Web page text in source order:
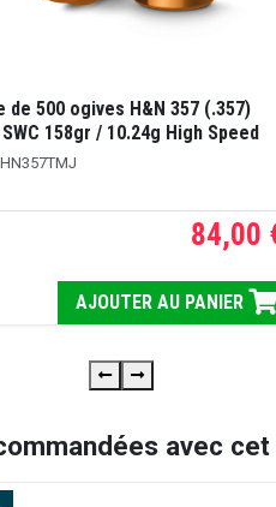
de 500 ogives H&N 357 (.357)
158gr / 10.24g High Speed
84,00
AJOUTER AU PANIER
avec